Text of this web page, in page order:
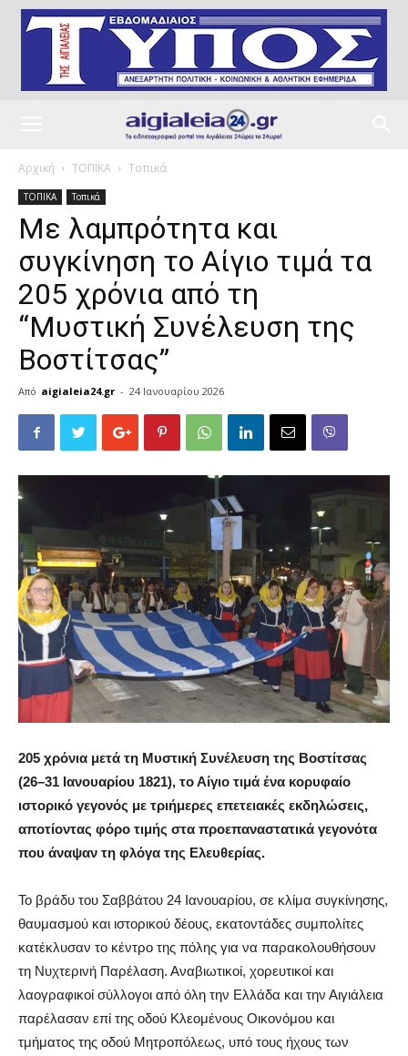
Αρχική ΤΟΠΙΚΑ Τοπικά
ΤΟΠΙΚΑ Τοπικά
Με λαμπρότητα και
συγκίνηση το Αίγιο τιμά τα
205 χρόνια από τη
“Μυστική Συνέλευση της
Βοστίτσας”
Από aigialeia24.gr - 24 Ιανουαρίου 2026
205 χρόνια μετά τη Μυστική Συνέλευση της Βοστίτσας
(26–31 Ιανουαρίου 1821), το Αίγιο τιμά ένα κορυφαίο
ιστορικό γεγονός με τριήμερες επετειακές εκδηλώσεις,
αποτίοντας φόρο τιμής στα προεπαναστατικά γεγονότα
που άναψαν τη φλόγα της Ελευθερίας.
Το βράδυ του Σαββάτου 24 Ιανουαρίου, σε κλίμα συγκίνησης,
θαυμασμού και ιστορικού δέους, εκατοντάδες συμπολίτες
κατέκλυσαν το κέντρο της πόλης για να παρακολουθήσουν
τη Νυχτερινή Παρέλαση. Αναβιωτικοί, χορευτικοί και
λαογραφικοί σύλλογοι από όλη την Ελλάδα και την Αιγιάλεια
παρέλασαν επί της οδού Κλεομένους Οικονόμου και
τμήματος της οδού Μητροπόλεως, υπό τους ήχους των